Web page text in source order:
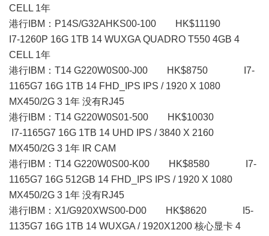
CELL 1年
港行IBM：P14S/G32AHKS00-100 HK$11190
I7-1260P 16G 1TB 14 WUXGA QUADRO T550 4GB 4
CELL 1年
港行IBM：T14 G220W0S00-J00 HK$8750 I7-
1165G7 16G 1TB 14 FHD_IPS IPS / 1920 X 1080
MX450/2G 3 1年 没有RJ45
港行IBM：T14 G220W0S01-500 HK$10030
I7-1165G7 16G 1TB 14 UHD IPS / 3840 X 2160
MX450/2G 3 1年 IR CAM
港行IBM：T14 G220W0S00-K00 HK$8580 I7-
1165G7 16G 512GB 14 FHD_IPS IPS / 1920 X 1080
MX450/2G 3 1年 没有RJ45
港行IBM：X1/G920XWS00-D00 HK$8620 I5-
1135G7 16G 1TB 14 WUXGA / 1920X1200 核心显卡 4